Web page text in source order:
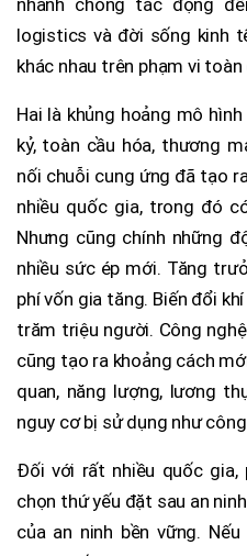
logistics và đời sống kinh
khác nhau trên phạm vi toàn
Hai là khủng hoảng mô
kỷ, toàn cầu hóa, thương
nối chuỗi cung ứng đã tạo
nhiều quốc gia, trong đó
Nhưng cũng chính những
nhiều sức ép mới. Tăng
phí vốn gia tăng. Biến đổi
trăm triệu người. Công
cũng tạo ra khoảng cách
quan, năng lượng, lương
nguy cơ bị sử dụng như
Đối với rất nhiều quốc gia,
chọn thứ yếu đặt sau an
của an ninh bền vững.